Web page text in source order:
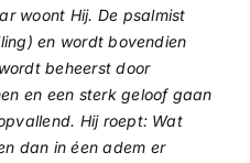
woont Hij. De psalmist
en wordt bovendien
beheerst door
en een sterk geloof gaan
Hij roept: Wat
dan in éen adem er